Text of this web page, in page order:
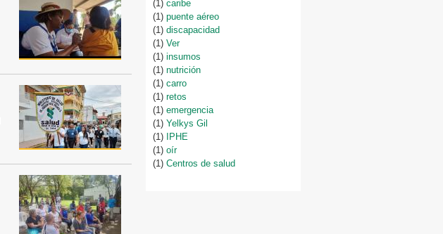
(1) caribe
(1) puente aéreo
(1) discapacidad
(1) Ver
(1) insumos
(1) nutrición
(1) carro
(1) retos
(1) emergencia
(1) Yelkys Gil
(1) IPHE
(1) oír
(1) Centros de salud